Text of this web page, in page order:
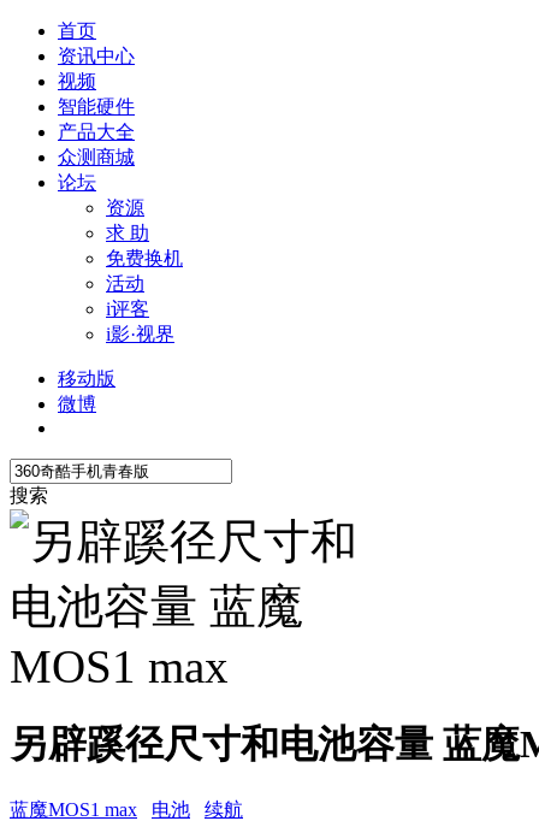
首页
资讯中心
视频
智能硬件
产品大全
众测商城
论坛
资源
求 助
免费换机
活动
i评客
i影·视界
移动版
微博
搜索
另辟蹊径尺寸和电池容量 蓝魔
蓝魔MOS1 max 电池
续航